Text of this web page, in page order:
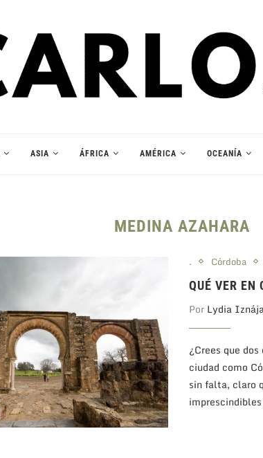
ASIA ÁFRICA AMÉRICA OCEANÍA
MEDINA AZAHARA
. Córdoba
QUÉ VER EN
Por Lydia
¿Crees que
ciudad como
sin falta, claro